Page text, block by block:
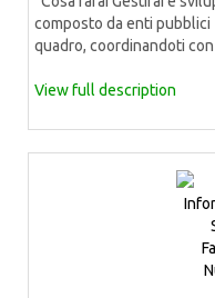
composto da enti pubblici
quadro, coordinandoti con
View full description